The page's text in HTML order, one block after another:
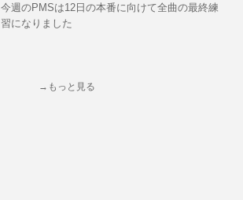
今週のPMSは12日の本番に向けて全曲の最終練
習になりました
→もっと見る